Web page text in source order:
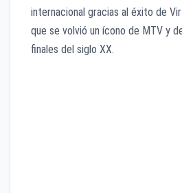
internacional gracias al éxito de
que se volvió un ícono de MTV y
finales del siglo XX.